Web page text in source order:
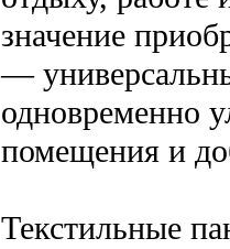
значение
—
одновременно
помещения и
Текстильные